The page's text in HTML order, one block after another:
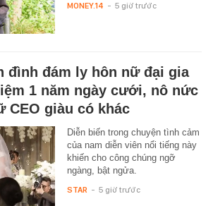
MONEY.14 - 5 giờ trước
đình đám ly hôn nữ đại gia
1 năm ngày cưới, nô nức
CEO giàu có khác
Diễn biến trong chuyện tình cảm
của nam diễn viên nổi tiếng này
khiến cho công chúng ngỡ
ngàng, bật ngửa.
STAR - 5 giờ trước